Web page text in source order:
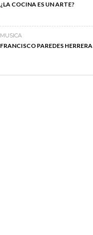
¿LA COCINA ES UN ARTE?
MUSICA
FRANCISCO PAREDES HERRERA